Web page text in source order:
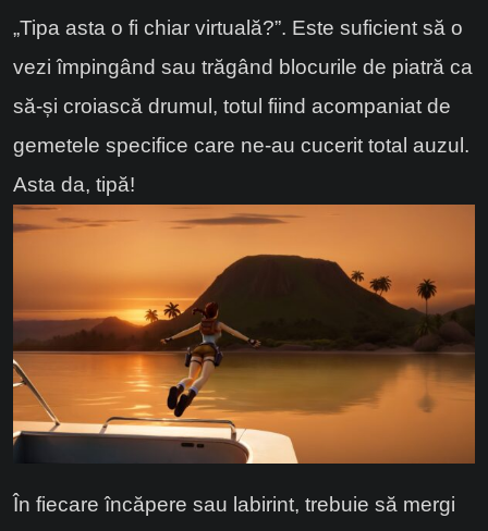
„Tipa asta o fi chiar virtuală?”. Este suficient să o
vezi împingând sau trăgând blocurile de piatră ca
să-și croiască drumul, totul fiind acompaniat de
gemetele specifice care ne-au cucerit total auzul.
Asta da, tipă!
În fiecare încăpere sau labirint, trebuie să mergi